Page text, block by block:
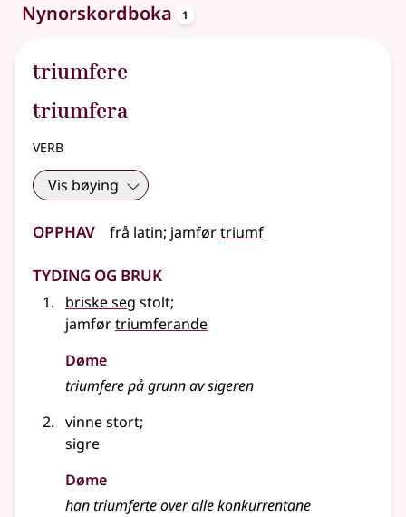
Nynorskordboka 1
triumfere
triumfera
verb
Vis bøying
Opphav frå latin; jamførtriumf
Tyding og bruk
briske seg stolt;
jamførtriumferande
Døme
triumfere på grunn av sigeren
vinne stort;
sigre
Døme
han triumferte over alle konkurrentane